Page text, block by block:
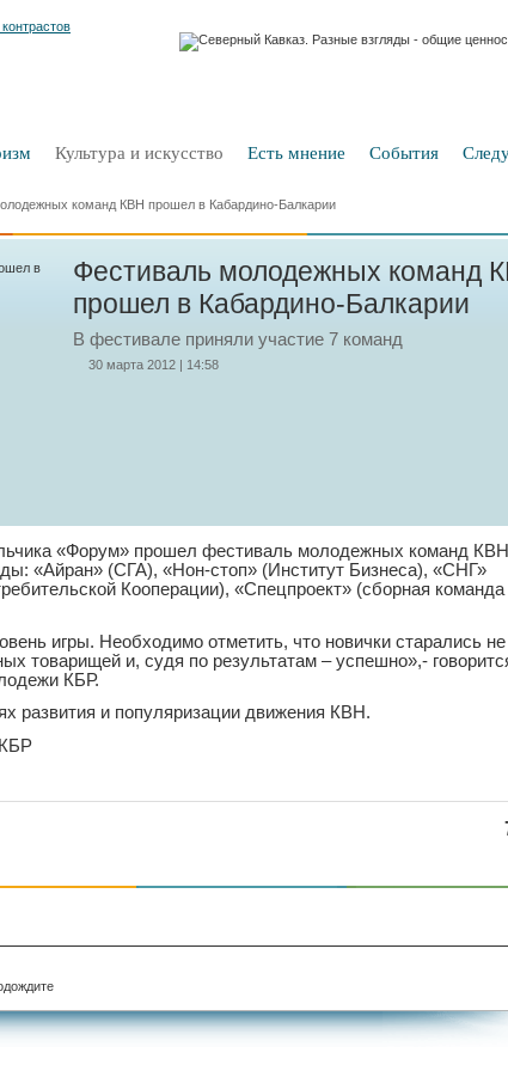
Культура и искусство Есть мнение События
команд КВН прошел в Кабардино-Балкарии
Фестиваль молодежных команд
прошел в Кабардино-Балкарии
В фестивале приняли участие 7 команд
30 марта 2012 | 14:58
«Форум» прошел фестиваль молодежных команд
«Айран» (СГА), «Нон-стоп» (Институт Бизнеса), «СНГ»
Кооперации), «Спецпроект» (сборная команда
игры. Необходимо отметить, что новички старались не
товарищей и, судя по результатам – успешно»,-
КБР.
развития и популяризации движения КВН.